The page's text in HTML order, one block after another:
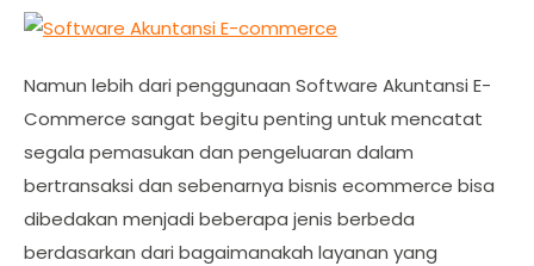
Namun lebih dari penggunaan Software Akuntansi E-
Commerce sangat begitu penting untuk mencatat
segala pemasukan dan pengeluaran dalam
bertransaksi dan sebenarnya bisnis ecommerce bisa
dibedakan menjadi beberapa jenis berbeda
berdasarkan dari bagaimanakah layanan yang